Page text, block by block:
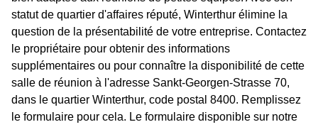
statut de quartier d'affaires réputé, Winterthur élimine la
question de la présentabilité de votre entreprise. Contactez
le propriétaire pour obtenir des informations
supplémentaires ou pour connaître la disponibilité de cette
salle de réunion à l'adresse Sankt-Georgen-Strasse 70,
dans le quartier Winterthur, code postal 8400. Remplissez
le formulaire pour cela. Le formulaire disponible sur notre